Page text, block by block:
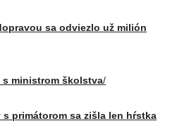
sa odviezlo už milión
ministrom školstva/
primátorom sa zišla len hŕstka